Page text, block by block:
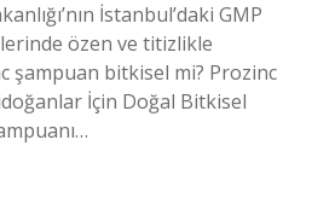
İstanbul’daki GMP
özen ve titizlikle
şampuan bitkisel mi? Prozinc
İçin Doğal Bitkisel